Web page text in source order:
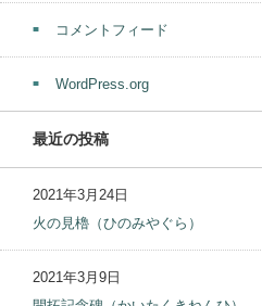
コメントフィード
WordPress.org
最近の投稿
2021年3月24日
火の見櫓（ひのみやぐら）
2021年3月9日